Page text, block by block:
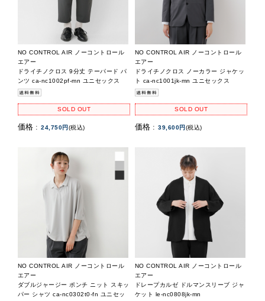
NO CONTROL AIR ノーコントロール
エアー
ドライチノクロス 9分丈 テーパード パ
ンツ ca-nc1002pf-mn ユニセックス
SOLD OUT
価格 : 24,750円 (税込)
NO CONTROL AIR ノーコントロール
エアー
ドライチノクロス ノーカラー ジャケッ
ト ca-nc1001jk-mn ユニセックス
SOLD OUT
価格 : 39,600円 (税込)
NO CONTROL AIR ノーコントロール
エアー
ダブルジャージー ポンチ ニット スキッ
パー シャツ ca-nc0302t0-fn ユニセッ
NO CONTROL AIR ノーコントロール
エアー
ドレープカルゼ ドルマンスリーブ ジャ
ケット le-nc0808jk-mn